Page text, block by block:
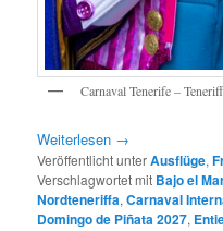
Carnaval Tenerife –
Weiterlesen →
Veröffentlicht unterAusflüge,
Verschlagwortet mit Bajo el
Nordteneriffa,Carnaval
Domingo de Piñata 2027,